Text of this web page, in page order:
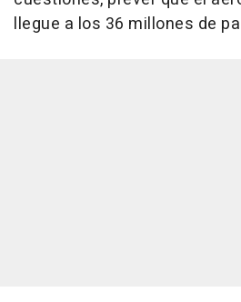
llegue a los 36 millones de